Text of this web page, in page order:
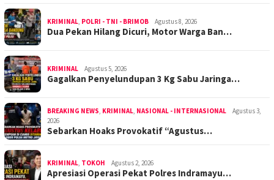
KRIMINAL, POLRI - TNI - BRIMOB Agustus 8, 2026
Dua Pekan Hilang Dicuri, Motor Warga Ban…
KRIMINAL Agustus 5, 2026
Gagalkan Penyelundupan 3 Kg Sabu Jaringa…
BREAKING NEWS, KRIMINAL, NASIONAL - INTERNASIONAL
Agustus 3,
2026
Sebarkan Hoaks Provokatif “Agustus…
KRIMINAL, TOKOH Agustus 2, 2026
Apresiasi Operasi Pekat Polres Indramayu…